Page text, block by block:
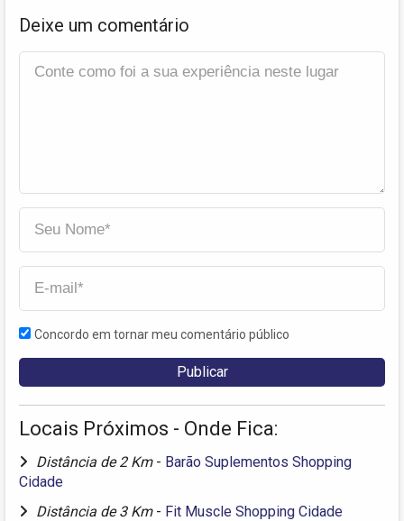
Deixe um comentário
Concordo em tornar meu comentário público
Locais Próximos - Onde Fica:
Distância de 2 Km - Barão Suplementos Shopping
Cidade
Distância de 3 Km - Fit Muscle Shopping Cidade